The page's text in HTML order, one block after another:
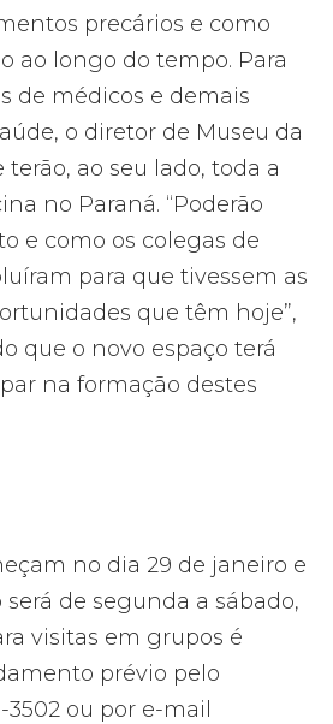
precários e como
ao longo do tempo. Para
de médicos e demais
o diretor de Museu da
ao seu lado, toda a
no Paraná. “Poderão
e como os colegas de
para que tivessem as
que têm hoje”,
que o novo espaço terá
na formação destes
no dia 29 de janeiro e
de segunda a sábado,
visitas em grupos é
prévio pelo
3502 ou por e-mail